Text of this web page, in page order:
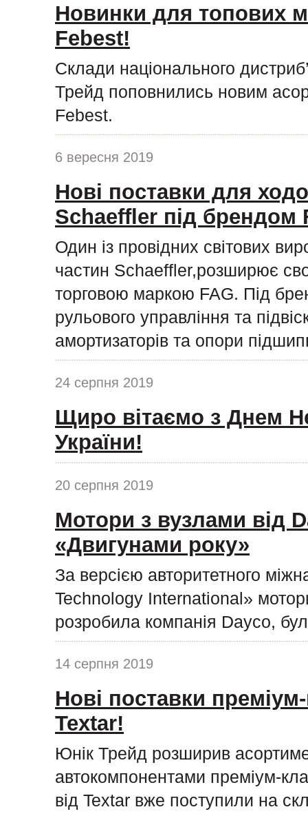
Новинки для топових
Febest!
Склади національного
Трейд поповнились новим
Febest.
6 вересня 2019
Нові поставки для
Schaeffler під брендом
Один із провідних світових
частин Schaeffler,розширює
торговою маркою FAG. Під
рульового управління та
амортизаторів та опори
24 серпня 2019
Щиро вітаємо з Днем
України!
20 серпня 2019
Мотори з вузлами від
«Двигунами року»
За версією авторитетного
Technology International»
розробила компанія Dayco,
14 серпня 2019
Нові поставки
Textar!
Юнік Трейд розширив
автокомпонентами преміум-
від Textar вже поступили на